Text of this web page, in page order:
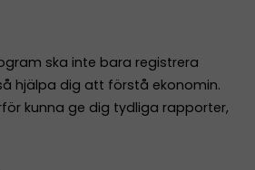
ska inte bara registrera
hjälpa dig att förstå ekonomin.
kunna ge dig tydliga rapporter,